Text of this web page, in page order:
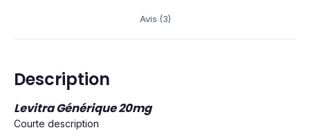
Avis (3)
Description
Levitra Générique 20mg
Courte description